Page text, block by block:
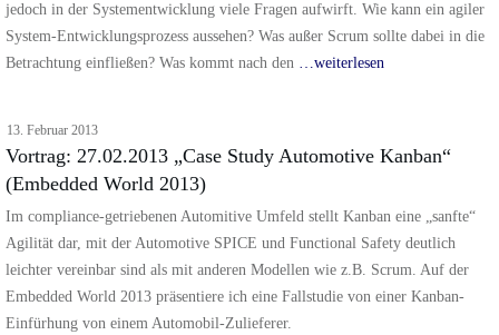
jedoch in der Systementwicklung viele Fragen aufwirft. Wie kann ein agiler
System-Entwicklungsprozess aussehen? Was außer Scrum sollte dabei in die
Betrachtung einfließen? Was kommt nach den …weiterlesen
13. Februar 2013
Vortrag: 27.02.2013 „Case Study Automotive Kanban“
(Embedded World 2013)
Im compliance-getriebenen Automitive Umfeld stellt Kanban eine „sanfte“
Agilität dar, mit der Automotive SPICE und Functional Safety deutlich
leichter vereinbar sind als mit anderen Modellen wie z.B. Scrum. Auf der
Embedded World 2013 präsentiere ich eine Fallstudie von einer Kanban-
Einfürhung von einem Automobil-Zulieferer.